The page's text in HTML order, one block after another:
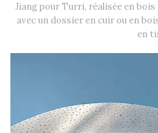
Jiang pour Turri, réalisée en
avec un dossier en cuir ou en
en